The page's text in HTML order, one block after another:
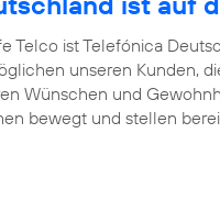
Telco ist Telefónica
unseren Kunden,
Wünschen und
bewegt und stellen